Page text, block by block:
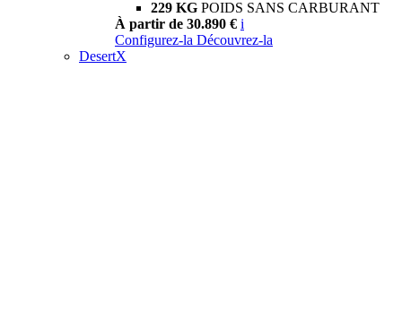
229 KG POIDS SANS CARBURANT
À partir de 30.890 € i
Configurez-la Découvrez-la
DesertX